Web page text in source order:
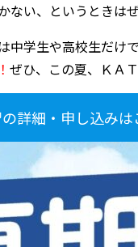
ない、というときは
中学生や高校生だけ
ぜひ、この夏、ＫＡ
詳細・申し込みは